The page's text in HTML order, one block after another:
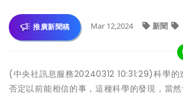
推廣新聞稿 Mar 12,2024 新聞
(中央社訊息服務20240312 10:31:29)科學的
否定以前能相信的事，這種科學的發現，當